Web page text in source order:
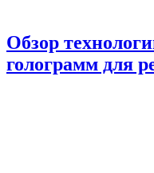
Обзор
голограмм для